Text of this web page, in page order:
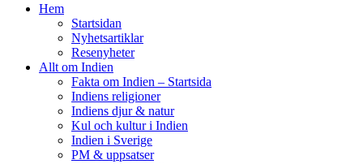
Hem
Startsidan
Nyhetsartiklar
Resenyheter
Allt om Indien
Fakta om Indien – Startsida
Indiens religioner
Indiens djur & natur
Kul och kultur i Indien
Indien i Sverige
PM & uppsatser